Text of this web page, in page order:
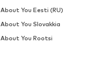
About You Eesti (RU)
About You Slovakkia
About You Rootsi